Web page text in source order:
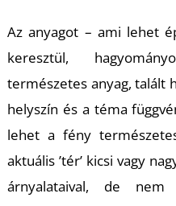
Az anyagot – ami lehet
keresztül,
természetes anyag, talált
helyszín és a téma
lehet a fény
aktuális ’tér’ kicsi vagy
árnyalataival, de